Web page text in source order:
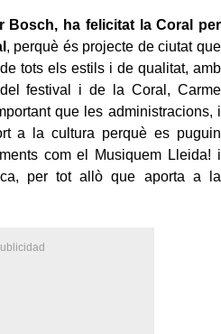
Bosch, ha felicitat la Coral per
, perquè és projecte de ciutat que
tots els estils i de qualitat, amb
festival i de la Coral, Carme
que les administracions, i
a la cultura perquè es puguin
com el Musiquem Lleida! i
per tot allò que aporta a la